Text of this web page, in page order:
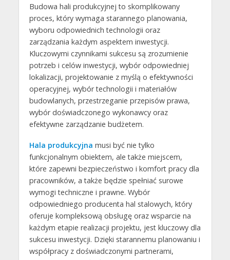
Budowa hali produkcyjnej to skomplikowany
proces, który wymaga starannego planowania,
wyboru odpowiednich technologii oraz
zarządzania każdym aspektem inwestycji.
Kluczowymi czynnikami sukcesu są zrozumienie
potrzeb i celów inwestycji, wybór odpowiedniej
lokalizacji, projektowanie z myślą o efektywności
operacyjnej, wybór technologii i materiałów
budowlanych, przestrzeganie przepisów prawa,
wybór doświadczonego wykonawcy oraz
efektywne zarządzanie budżetem.
Hala produkcyjna musi być nie tylko
funkcjonalnym obiektem, ale także miejscem,
które zapewni bezpieczeństwo i komfort pracy dla
pracowników, a także będzie spełniać surowe
wymogi techniczne i prawne. Wybór
odpowiedniego producenta hal stalowych, który
oferuje kompleksową obsługę oraz wsparcie na
każdym etapie realizacji projektu, jest kluczowy dla
sukcesu inwestycji. Dzięki starannemu planowaniu i
współpracy z doświadczonymi partnerami,